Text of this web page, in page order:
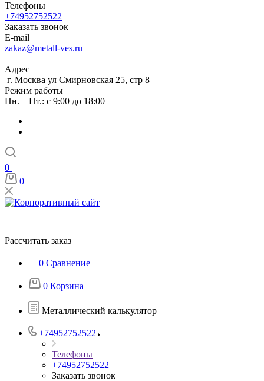
Телефоны
+74952752522
Заказать звонок
E-mail
zakaz@metall-ves.ru
Адрес
г. Москва ул Смирновская 25, стр 8
Режим работы
Пн. – Пт.: с 9:00 до 18:00
0
0
Рассчитать заказ
0 Сравнение
0 Корзина
Металлический калькулятор
+74952752522
Телефоны
+74952752522
Заказать звонок